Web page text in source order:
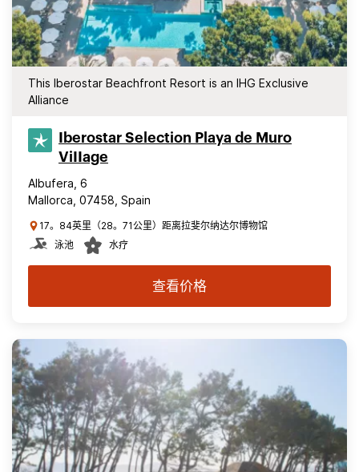
This Iberostar Beachfront Resort is an IHG Exclusive
Alliance
Iberostar Selection​ Playa de Muro
ViIIage
Albufera, 6
Mallorca, 07458, Spain
17。84英里（28。71公里）距离拉斐尔纳达尔博物馆
泳池
水疗
查看价格